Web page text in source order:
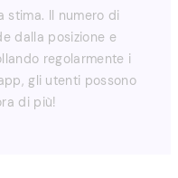
stima. Il numero di
dalla posizione e
regolarmente i
gli utenti possono
di più!